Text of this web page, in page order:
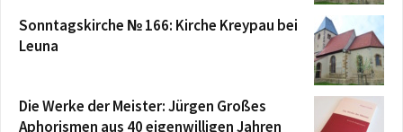
Sonntagskirche № 166: Kirche Kreypau bei
Leuna
Die Werke der Meister: Jürgen Großes
Aphorismen aus 40 eigenwilligen Jahren